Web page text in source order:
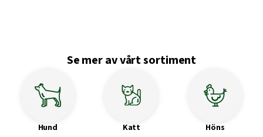
Se mer av vårt sortiment
Hund Katt Höns